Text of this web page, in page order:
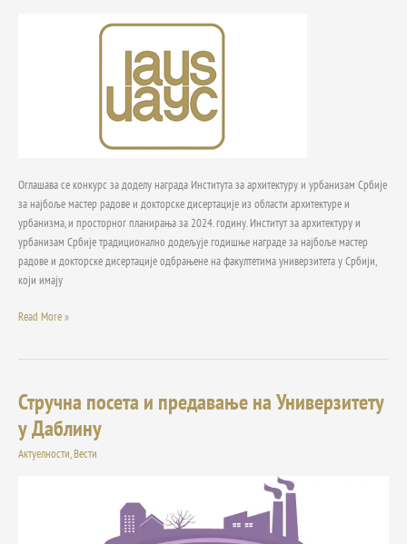
Oглашава се конкурс за доделу награда Института за архитектуру и урбанизам Србије
за најбоље мастер радове и докторске дисертације из области архитектуре и
урбанизма, и просторног планирања за 2024. годину. Институт за архитектуру и
урбанизам Србије традиционално додељује годишње награде за најбоље мастер
радове и докторске дисертације одбрањене на факултетима универзитета у Србији,
који имају
Read More »
Стручна посета и предавање на Универзитету
у Даблину
Актуелности,Вести
Стручна
посета
и
предавање